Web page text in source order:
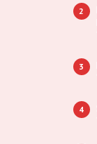
2
3
4